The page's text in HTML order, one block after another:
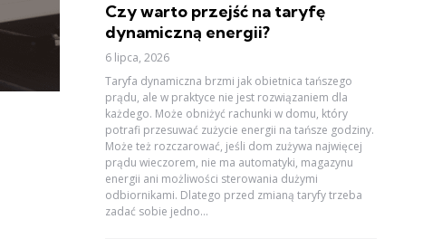
Czy warto przejść na taryfę
dynamiczną energii?
6 lipca, 2026
Taryfa dynamiczna brzmi jak obietnica tańszego
prądu, ale w praktyce nie jest rozwiązaniem dla
każdego. Może obniżyć rachunki w domu, który
potrafi przesuwać zużycie energii na tańsze godziny.
Może też rozczarować, jeśli dom zużywa najwięcej
prądu wieczorem, nie ma automatyki, magazynu
energii ani możliwości sterowania dużymi
odbiornikami. Dlatego przed zmianą taryfy trzeba
zadać sobie jedno...